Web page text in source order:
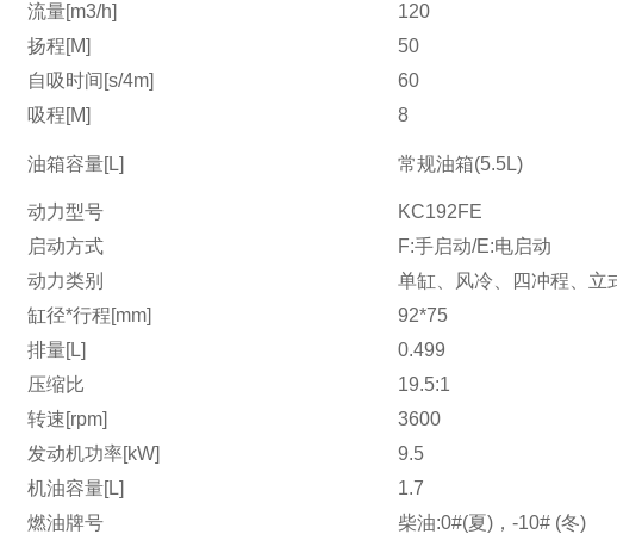
流量[m3/h]
120
扬程[M]
50
自吸时间[s/4m]
60
吸程[M]
8
油箱容量[L] 常规油箱(5.5L)
动力型号
KC192FE
启动方式
F:手启动/E:电启动
动力类别
单缸、风冷、四冲程、立
缸径*行程[mm]
92*75
排量[L]
0.499
压缩比
19.5:1
转速[rpm]
3600
发动机功率[kW]
9.5
机油容量[L]
1.7
燃油牌号
柴油:0#(夏)，-10# (冬)